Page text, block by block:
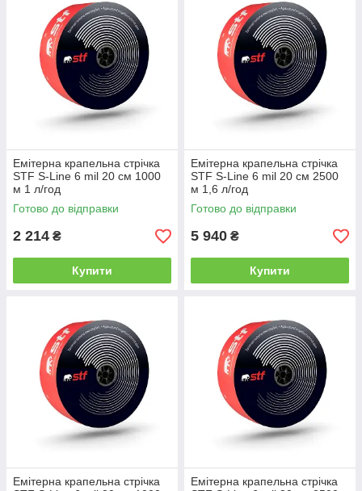
Емітерна крапельна стрічка
STF S-Line 6 mil 20 см 1000
м 1 л/год
Готово до відправки
2 214 ₴
Купити
Емітерна крапельна стрічка
STF S-Line 6 mil 20 см 2500
м 1,6 л/год
Готово до відправки
5 940 ₴
Купити
Емітерна крапельна стрічка
Емітерна крапельна стрічка